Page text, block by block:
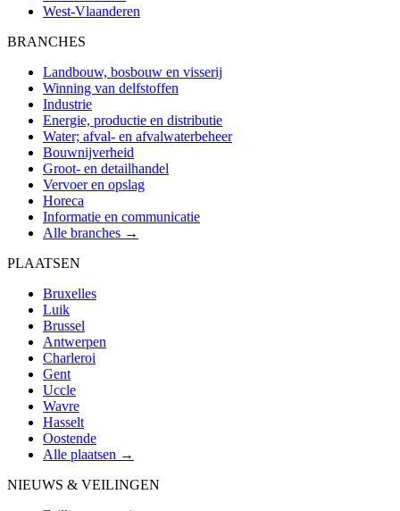
West-Vlaanderen
BRANCHES
Landbouw, bosbouw en visserij
Winning van delfstoffen
Industrie
Energie, productie en distributie
Water; afval- en afvalwaterbeheer
Bouwnijverheid
Groot- en detailhandel
Vervoer en opslag
Horeca
Informatie en communicatie
Alle branches →
PLAATSEN
Bruxelles
Luik
Brussel
Antwerpen
Charleroi
Gent
Uccle
Wavre
Hasselt
Oostende
Alle plaatsen →
NIEUWS & VEILINGEN